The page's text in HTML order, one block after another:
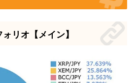
リオ【メイン】